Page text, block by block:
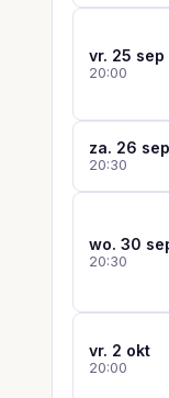
vr. 25 sep
20:00
za. 26 sep
20:30
wo. 30
20:30
vr. 2 okt
20:00